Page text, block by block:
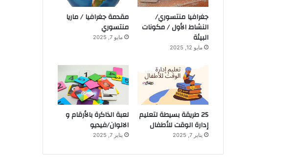
جغرافيا منتسوري/
النشاط الأول / مكونات
البيئة
مايو 12, 2025
مقدمة جغرافيا / ماريا
منتسوري
مايو 7, 2025
25 طريقة بسيطة لتعليم
إدارة الوقت للأطفال
يناير 7, 2025
لعبة الذاكرة بالأرقام و
الالوان/فيديو
يناير 7, 2025